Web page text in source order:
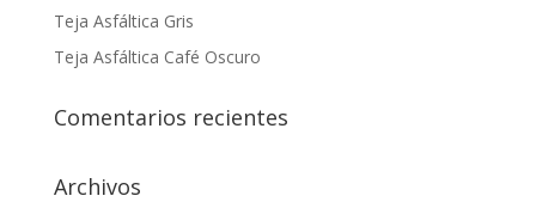
Teja Asfáltica Gris
Teja Asfáltica Café Oscuro
Comentarios recientes
Archivos